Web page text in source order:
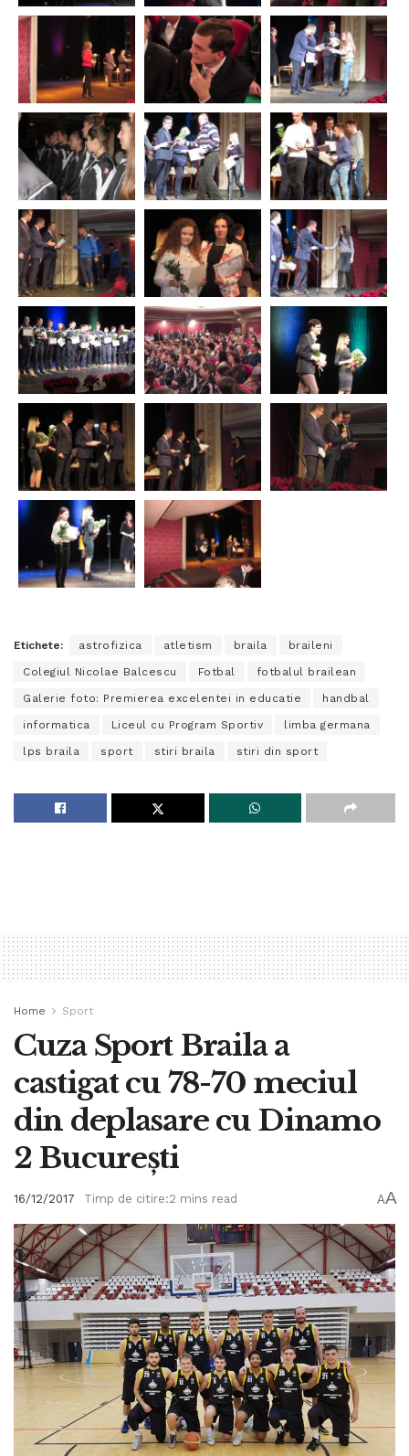
Etichete: astrofizica atletism braila braileni
Colegiul Nicolae Balcescu Fotbal fotbalul brailean
Galerie foto: Premierea excelentei in educatie handbal
informatica Liceul cu Program Sportiv limba germana
lps braila sport stiri braila stiri din sport
Home Sport
Cuza Sport Braila a
castigat cu 78-70 meciul
din deplasare cu Dinamo
2 București
16/12/2017 Timp de citire:2 mins read AA